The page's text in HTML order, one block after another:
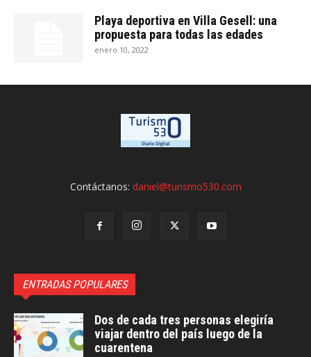
Playa deportiva en Villa Gesell: una
propuesta para todas las edades
enero 10, 2022
Contáctanos: daniel@turismo530.com
ENTRADAS POPULARES
Dos de cada tres personas elegiría
viajar dentro del país luego de la
cuarentena